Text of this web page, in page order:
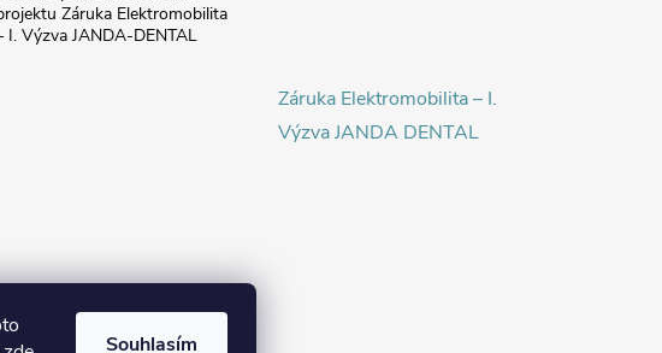
Souhlasím
Záruka Elektromobilita
I. Výzva JANDA-DENTAL
Záruka Elektromobilita – I.
Výzva JANDA DENTAL